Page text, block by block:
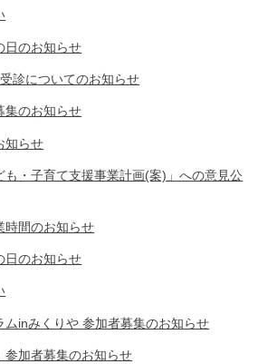
日のお知らせ
診についてのお知らせ
集のお知らせ
知らせ
も・子育て支援事業計画(案)」への意見公
時間のお知らせ
日のお知らせ
ムinみくりや 参加者募集のお知らせ
参加者募集のお知らせ